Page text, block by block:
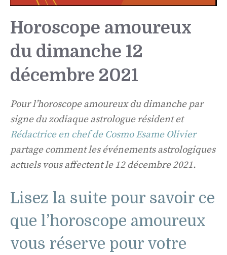
Horoscope amoureux
du dimanche 12
décembre 2021
Pour l’horoscope amoureux du dimanche par
signe du zodiaque astrologue résident et
Rédactrice en chef de Cosmo Esame Olivier
partage comment les événements astrologiques
actuels vous affectent le 12 décembre 2021.
Lisez la suite pour savoir ce
que l’horoscope amoureux
vous réserve pour votre